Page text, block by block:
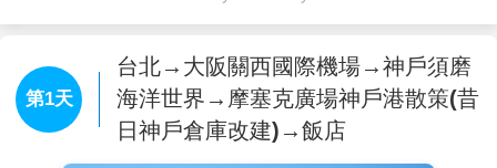
第1天
台北→大阪關西國際機場→神戶須磨
海洋世界→摩塞克廣場神戶港散策(昔
日神戶倉庫改建)→飯店